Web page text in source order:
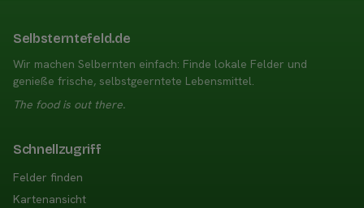
Selbsterntefeld.de
Wir machen Selbernten einfach: Finde lokale Felder und
genieße frische, selbstgeerntete Lebensmittel.
The food is out there.
Schnellzugriff
Felder finden
Kartenansicht